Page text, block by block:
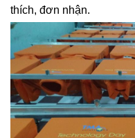
thích, đơn nhận.